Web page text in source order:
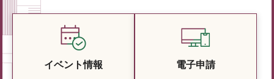
イベント情報 電子申請